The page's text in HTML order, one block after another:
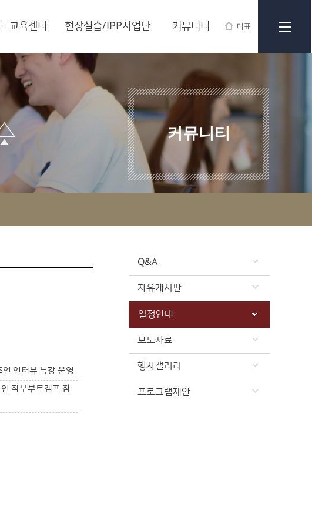
대표
교육센터 현장실습/IPP사업단 커뮤니티
커뮤니티
Q&A
자유게시판
일정안내
보도자료
행사갤러리
프로그램제안
인터뷰 특강 운영
직무부트캠프 참